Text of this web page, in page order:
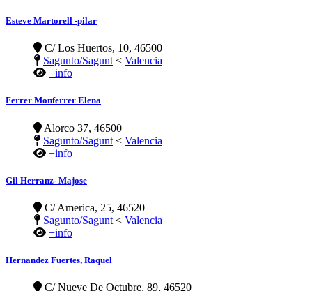
Esteve Martorell -pilar
C/ Los Huertos, 10, 46500
Sagunto/Sagunt < Valencia
+info
Ferrer Monferrer Elena
Alorco 37, 46500
Sagunto/Sagunt < Valencia
+info
Gil Herranz- Majose
C/ America, 25, 46520
Sagunto/Sagunt < Valencia
+info
Hernandez Fuertes, Raquel
C/ Nueve De Octubre, 89, 46520